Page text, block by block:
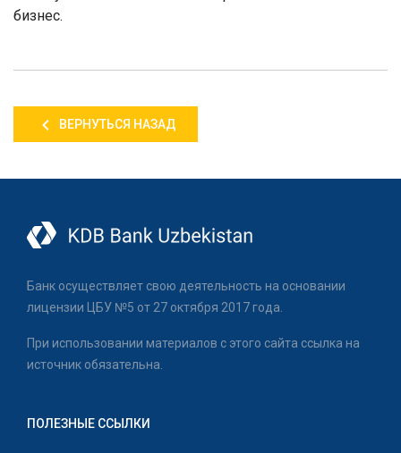
бизнес.
ВЕРНУТЬСЯ НАЗАД
Банк осуществляет свою деятельность на основании
лицензии ЦБУ №5 от 27 октября 2017 года.
При использовании материалов с этого сайта ссылка на
источник обязательна.
ПОЛЕЗНЫЕ ССЫЛКИ